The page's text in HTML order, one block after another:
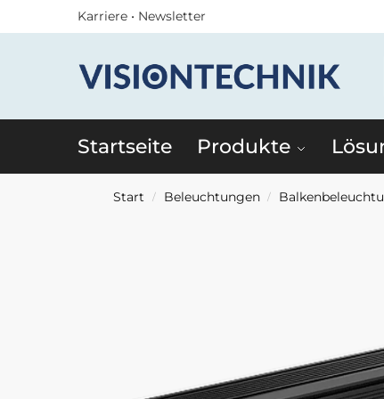
Karriere • Newsletter
Startseite Produkte
Start / Beleuchtungen /